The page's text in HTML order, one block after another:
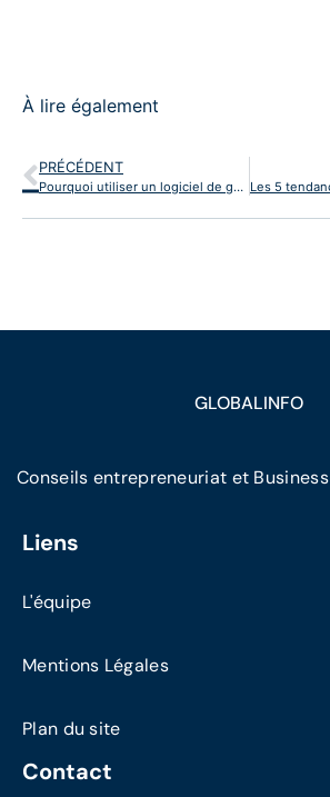
À lire également
PRÉCÉDENT
Pourquoi utiliser un logiciel de gestion des déchets ?
GLOBALINFO
Conseils entrepreneuriat et Business
Liens
L'équipe
Mentions Légales
Plan du site
Contact